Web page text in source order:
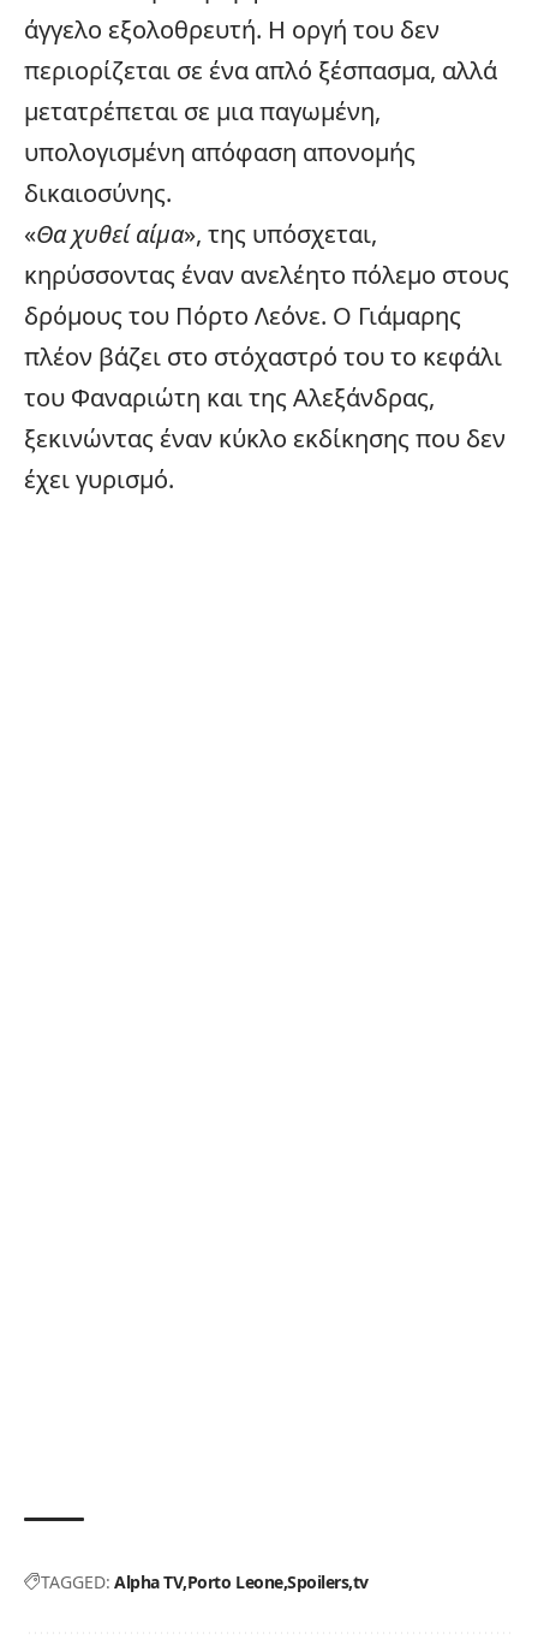
άγγελο εξολοθρευτή. Η οργή του δεν
περιορίζεται σε ένα απλό ξέσπασμα, αλλά
μετατρέπεται σε μια παγωμένη,
υπολογισμένη απόφαση απονομής
δικαιοσύνης.
«Θα χυθεί αίμα», της υπόσχεται,
κηρύσσοντας έναν ανελέητο πόλεμο στους
δρόμους του Πόρτο Λεόνε. Ο Γιάμαρης
πλέον βάζει στο στόχαστρό του το κεφάλι
του Φαναριώτη και της Αλεξάνδρας,
ξεκινώντας έναν κύκλο εκδίκησης που δεν
έχει γυρισμό.
TAGGED: Alpha TV Porto LeoneSpoilerstv